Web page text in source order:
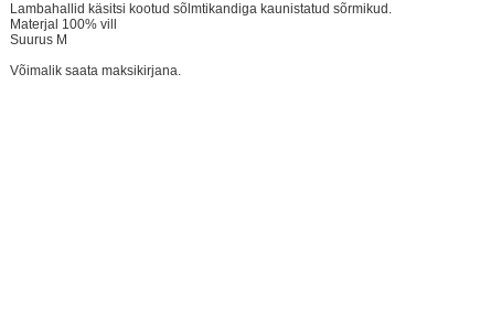
Lambahallid käsitsi kootud sõlmtikandiga kaunistatud sõrmikud.
Materjal 100% vill
Suurus M
Võimalik saata maksikirjana.